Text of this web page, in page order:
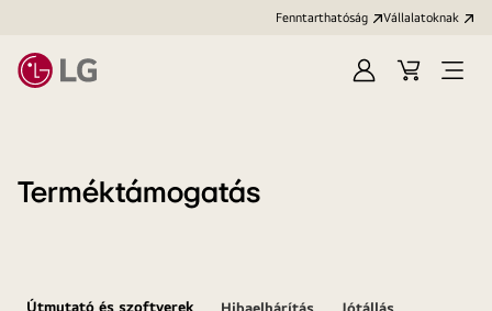
Fenntarthatóság Vállalatoknak
Bejelentkezés
KosárMenü
Terméktámogatás
Útmutató és szoftverek